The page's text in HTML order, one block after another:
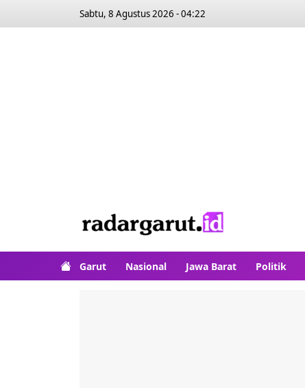
Sabtu, 8 Agustus 2026 - 04:22
Garut Nasional Jawa Barat Politik